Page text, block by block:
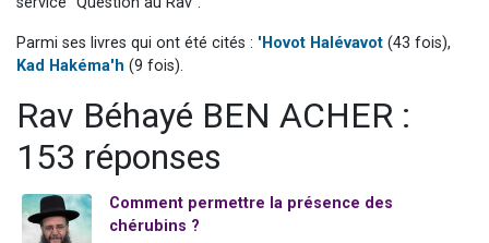
12 nouvelles musiques dans Torah-Box Music
Parmi ses livres qui ont été cités : 'Hovot Halévavot (43 fois),
Kad Hakéma'h (9 fois).
Rav Béhayé BEN ACHER :
153 réponses
Comment permettre la présence des
chérubins ?